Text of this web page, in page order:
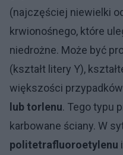
(najczęściej niewielki
krwionośnego, które
niedrożne. Może być
(kształt litery Y),
większości
lub torlenu. Tego typu
karbowane ściany. W
politetrafluoroetylenu